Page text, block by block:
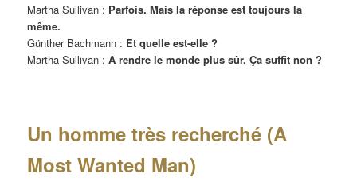
Martha Sullivan : Parfois. Mais la réponse est toujours la
même.
Günther Bachmann : Et quelle est-elle ?
Martha Sullivan :A rendre le monde plus sûr. Ça suffit non ?
Un homme très recherché (A
Most Wanted Man)